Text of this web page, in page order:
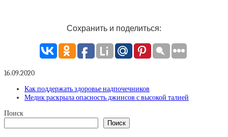
Сохранить и поделиться:
16.09.2020
Как поддержать здоровье надпочечников
Медик раскрыла опасность джинсов с высокой талией
Поиск
Поиск